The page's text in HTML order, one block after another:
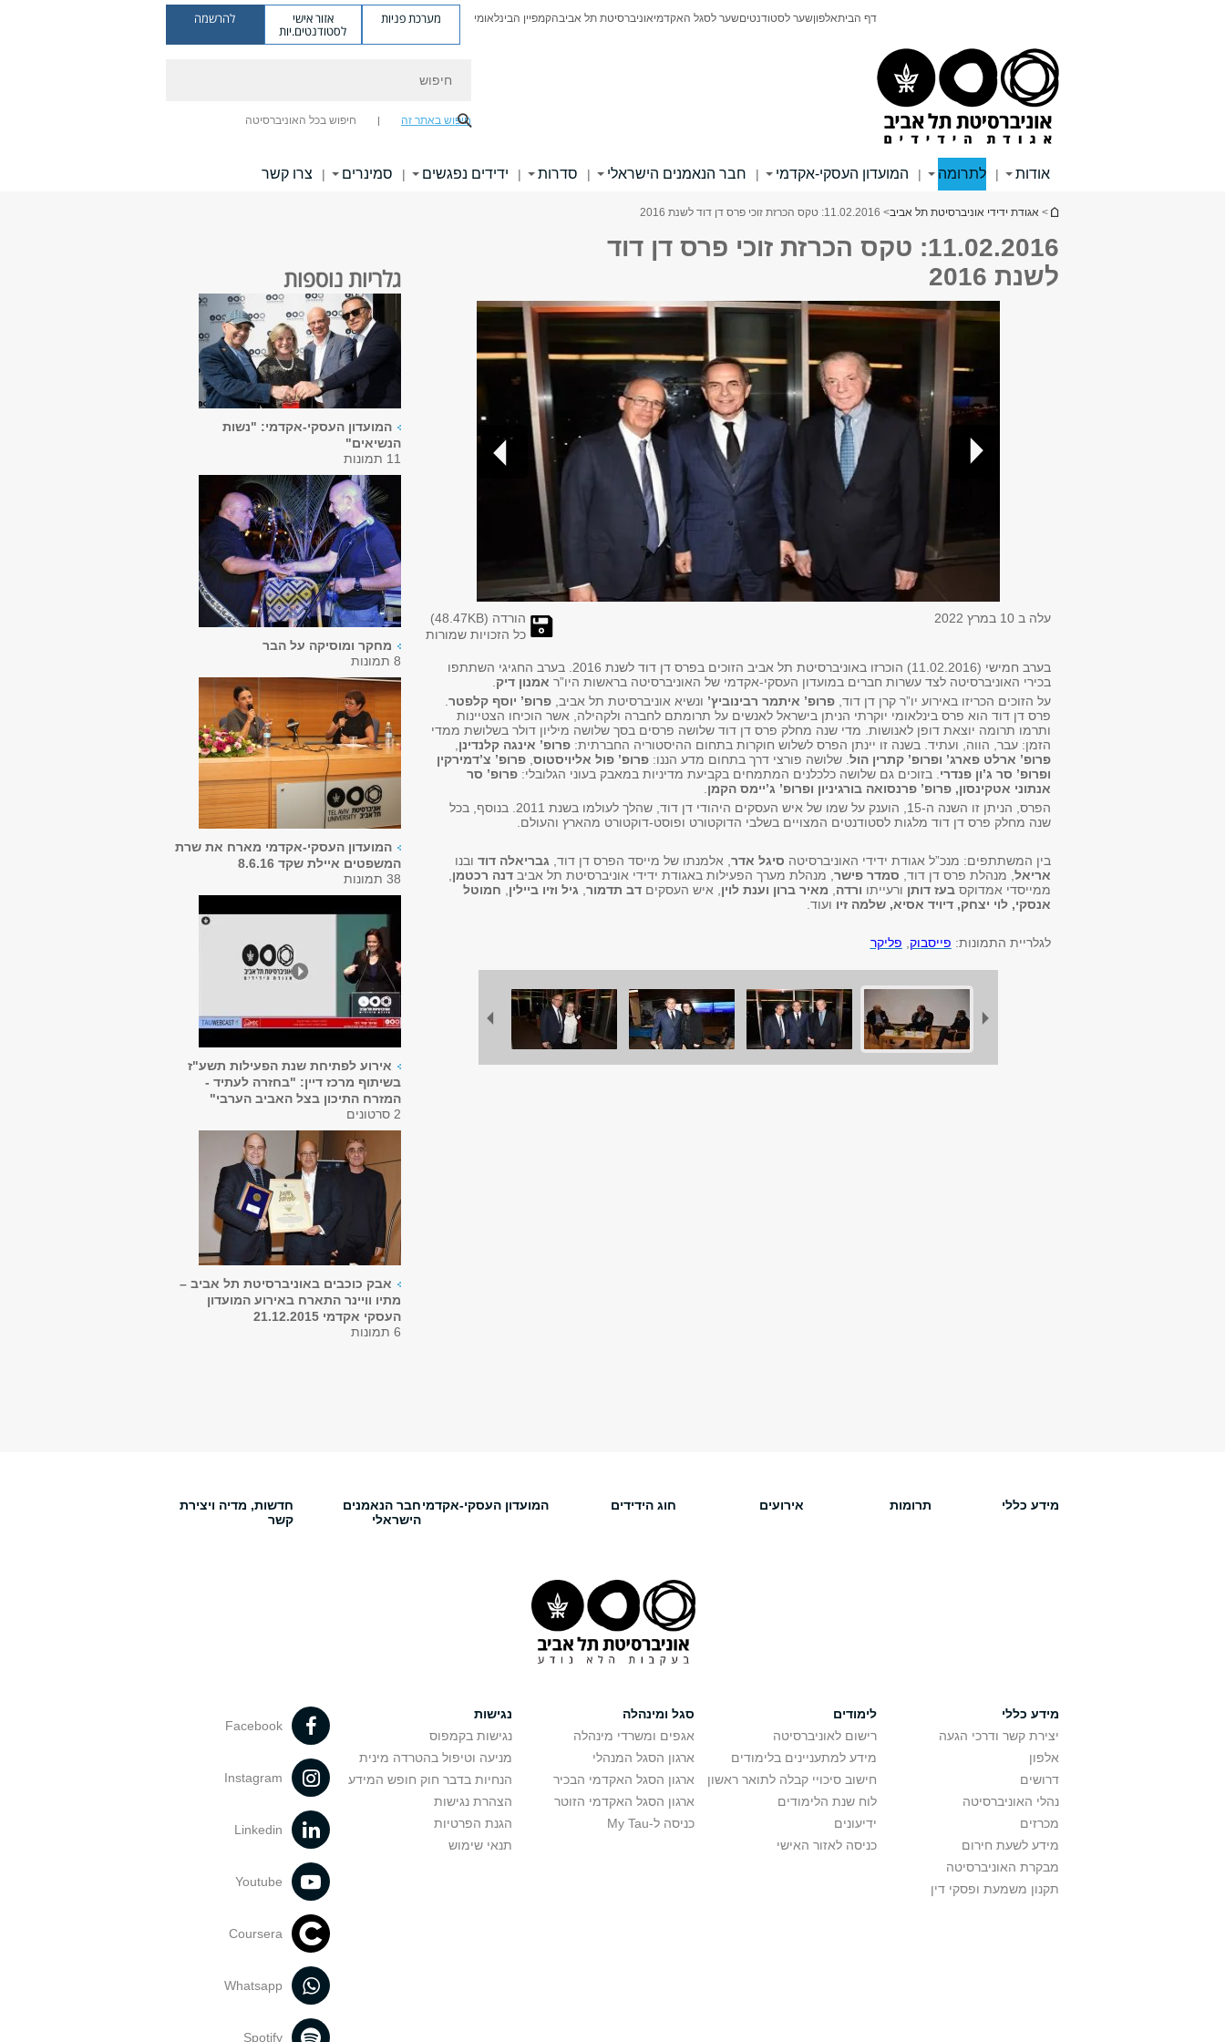
דף הביתאלפוןשער לסטודנטיםשער לסגל האקדמיאוניברסיטת תל אביבהקמפיין הבינלאומי מערכת פניות אזור אישי
לסטודנטים.יות
להרשמה
חיפוש באתר זה חיפוש בכל האוניברסיטה
אודות | לתרומה | המועדון העסקי-אקדמי | חבר הנאמנים הישראלי | סדרות | ידידים נפגשים | סמינרים | צרו קשר
הינך נמצא כאן
> אגודת ידידי אוניברסיטת תל אביב> 11.02.2016: טקס הכרזת זוכי פרס דן דוד לשנת 2016
11.02.2016: טקס הכרזת זוכי פרס דן דוד
לשנת 2016
גלריות נוספות
המועדון העסקי-אקדמי: "נשות
הנשיאים"
11 תמונות
מחקר ומוסיקה על הבר
8 תמונות
המועדון העסקי-אקדמי מארח את שרת
המשפטים איילת שקד 8.6.16
38 תמונות
אירוע לפתיחת שנת הפעילות תשע"ז
בשיתוף מרכז דיין: "בחזרה לעתיד -
המזרח התיכון בצל האביב הערבי"
2 סרטונים
אבק כוכבים באוניברסיטת תל אביב –
מתיו וויינר התארח באירוע המועדון
העסקי אקדמי 21.12.2015
6 תמונות
עלה ב10 במרץ 2022 הורדה ( 48.47KB)
כל הזכויות שמורות
בערב חמישי (11.02.2016) הוכרזו באוניברסיטת תל אביב הזוכים בפרס דן דוד לשנת 2016. בערב החגיגי השתתפו
בכירי האוניברסיטה לצד עשרות חברים במועדון העסקי-אקדמי של האוניברסיטה בראשות היו”ר אמנון דיק
על הזוכים הכריזו באירוע יו”ר קרן דן דוד,פרופ’ איתמר רבינוביץ’ ונשיא אוניברסיטת תל אביב,פרופ’ יוסף קלפטר
פרס דן דוד הוא פרס בינלאומי יוקרתי הניתן בישראל לאנשים על תרומתם לחברה ולקהילה, אשר הוכיחו הצטיינות
ותרמו תרומה יוצאת דופן לאנושות. מדי שנה מחלק פרס דן דוד שלושה פרסים בסך שלושה מיליון דולר בשלושת ממדי
הזמן: עבר, הווה, ועתיד. בשנה זו יינתן הפרס לשלוש חוקרות בתחום ההיסטוריה החברתית:פרופ’ אינגה קלנדינן
פרופ’ ארלט פארג’ ופרופ’ קתרין הול . שלושה פורצי דרך בתחום מדע הננו:פרופ’ פול אליויסטוס ,פרופ’ צ’דמירקין
ופרופ’ סר ג’ון פנדרי . בזוכים גם שלושה כלכלנים המתמחים בקביעת מדיניות במאבק בעוני הגלובלי:פרופ’ סר
אנתוני אטקינסון, פרופ’ פרנסואה בורגיניון ופרופ’ ג’יימס הקמן
הפרס, הניתן זו השנה ה-15, הוענק על שמו של איש העסקים היהודי דן דוד, שהלך לעולמו בשנת 2011. בנוסף, בכל
שנה מחלק פרס דן דוד מלגות לסטודנטים המצויים בשלבי הדוקטורט ופוסט-דוקטורט מהארץ והעולם.
בין המשתתפים: מנכ”ל אגודת ידידי האוניברסיטה סיגל אדר , אלמנתו של מייסד הפרס דן דוד, גבריאלה דוד ובנו
אריאל , מנהלת פרס דן דוד, סמדר פישר , מנהלת מערך הפעילות באגודת ידידי אוניברסיטת תל אביבדנה רכטמן
ממייסדי אמדוקסבעז דותן ורעייתו ורדה מאיר ברון וענת לוין , איש העסקיםדב תדמור גיל וזיו ביילין
חמוטל
אנסקי, לוי יצחק, דיויד אסיא, שלמה זיו ועוד.
לגלריית התמונות: פייסבוק פליקר
מידע כללי תרומות אירועים חוג הידידים המועדון העסקי-אקדמיחבר הנאמנים
הישראלי
חדשות, מדיה ויצירת
קשר
מידע כללי
יצירת קשר ודרכי הגעה
אלפון
דרושים
נהלי האוניברסיטה
מכרזים
מידע לשעת חירום
מבקרת האוניברסיטה
תקנון משמעת ופסקי דין
לימודים
רישום לאוניברסיטה
מידע למתעניינים בלימודים
חישוב סיכויי קבלה לתואר ראשון
לוח שנת הלימודים
ידיעונים
כניסה לאזור האישי
סגל ומינהלה
אגפים ומשרדי מינהלה
ארגון הסגל המנהלי
ארגון הסגל האקדמי הבכיר
ארגון הסגל האקדמי הזוטר
כניסה ל-My Tau
נגישות
נגישות בקמפוס
מניעה וטיפול בהטרדה מינית
הנחיות בדבר חוק חופש המידע
הצהרת נגישות
הגנת הפרטיות
תנאי שימוש
Facebook
Instagram
Linkedin
Youtube
Coursera
Whatsapp
Spotify